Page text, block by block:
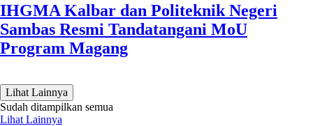
IHGMA Kalbar dan Politeknik Negeri
Sambas Resmi Tandatangani MoU
Program Magang
Lihat Lainnya
Sudah ditampilkan semua
Lihat Lainnya